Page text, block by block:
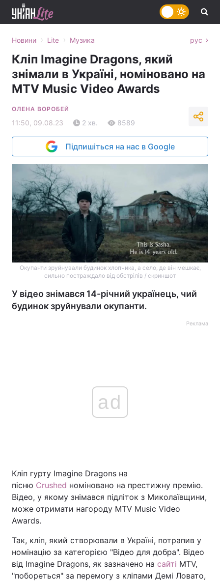
Головна Війна
Україна Політика
Економіка
Спорт Наука
Техно і зв'язок Лайт
Новини › Lite › Музика рус
Кліп Imagine Dragons, який
знімали в Україні, номіновано на
MTV Music Video Awards
ОЛЕНА ВОРОБЕЙ
11:50, 09.08.23 2 хв. 8589
Підпишіться на нас в Google
Окупанти зруйнували будинок хлопчика, а село, де він мешкає,
сильно постраждало від обстрілів / скриншот
У відео знімався 14-річний українець, чий
будинок зруйнували окупанти.
Реклама
ad
Кліп гурту Imagine Dragons на
пісню Crushed номіновано на престижну премію.
Відео, у якому знімався підліток з Миколаївщини,
може отримати нагороду MTV Music Video
Awards.
Так, кліп, який створювали в Україні, потрапив у
номінацію за категорією "Відео для добра". Відео
від Imagine Dragons, як зазначено на сайті MTV,
"побореться" за перемогу з кліпами Демі Ловато,